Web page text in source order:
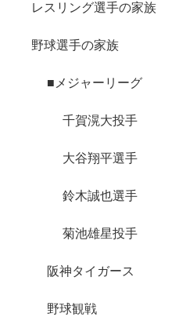
レスリング選手の家族
野球選手の家族
■メジャーリーグ
千賀滉大投手
大谷翔平選手
鈴木誠也選手
菊池雄星投手
阪神タイガース
野球観戦